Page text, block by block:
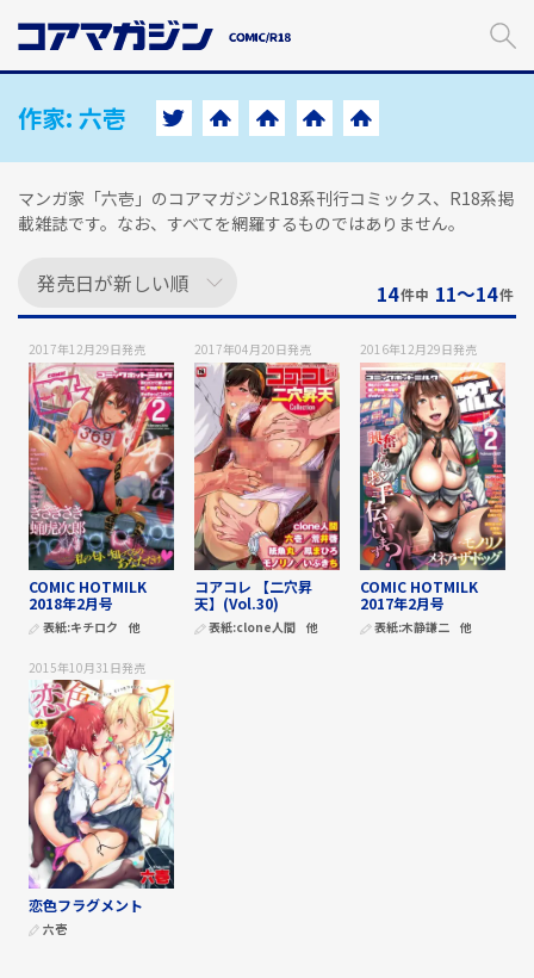
ン
作家: 六壱
マンガ家「六壱」のコアマガジンR18系刊行コミックス、R18系掲
載雑誌です。なお、すべてを網羅するものではありません。
14件中 11〜14件
2017年12月29日発売
COMIC HOTMILK
2018年2月号
表紙:キチロク 他
2017年04月20日発売
コアコレ 【二穴昇
天】(Vol.30)
表紙:clone人間 他
2016年12月29日発売
COMIC HOTMILK
2017年2月号
表紙:木静謙二 他
2015年10月31日発売
恋色フラグメント
六壱